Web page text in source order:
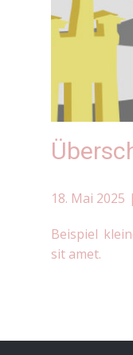
18. Mai 2025
Beispiel
sit amet.